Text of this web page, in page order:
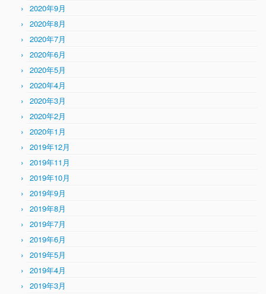
2020年9月
2020年8月
2020年7月
2020年6月
2020年5月
2020年4月
2020年3月
2020年2月
2020年1月
2019年12月
2019年11月
2019年10月
2019年9月
2019年8月
2019年7月
2019年6月
2019年5月
2019年4月
2019年3月